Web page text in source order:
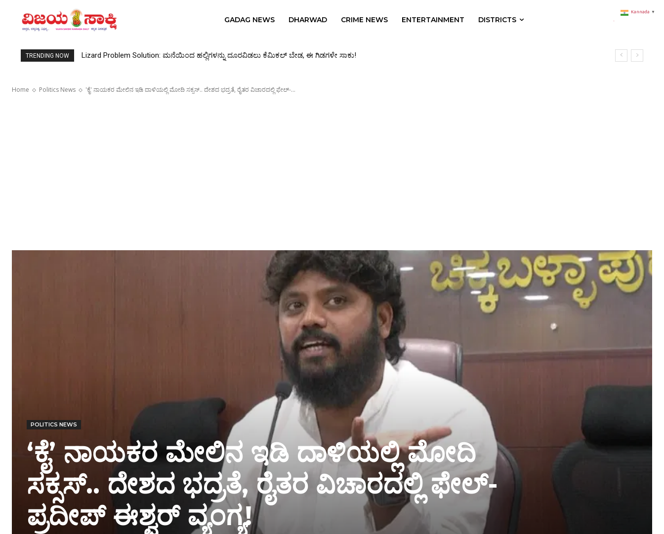
GADAG NEWS DHARWAD CRIME NEWS ENTERTAINMENT DISTRICTS
TRENDING NOW Mangalore University: ಖ್ಯಾತ ಪತ್ರಿಕೋದ್ಯಮ ಪ್ರಾಧ್ಯಾಪಕಿ ಡಾ. ವಹೀದಾ ಸುಲ್ತಾನಾ ಹೃದಯಾಘಾತಕ್ಕೆ ಬಲಿ
Home Politics News 'ಕೈ' ನಾಯಕರ ಮೇಲಿನ ಇಡಿ ದಾಳಿಯಲ್ಲಿ ಮೋದಿ ಸಕ್ಸಸ್.. ದೇಶದ ಭದ್ರತೆ, ರೈತರ ವಿಚಾರದಲ್ಲಿ ಫೇಲ್-...
POLITICS NEWS
‘ಕೈ’ ನಾಯಕರ ಮೇಲಿನ ಇಡಿ ದಾಳಿಯಲ್ಲಿ ಮೋದಿ
ಸಕ್ಸಸ್.. ದೇಶದ ಭದ್ರತೆ, ರೈತರ ವಿಚಾರದಲ್ಲಿ ಫೇಲ್-
ಪ್ರದೀಪ್ ಈಶ್ವರ್ ವ್ಯಂಗ್ಯ!
Kannada ▼